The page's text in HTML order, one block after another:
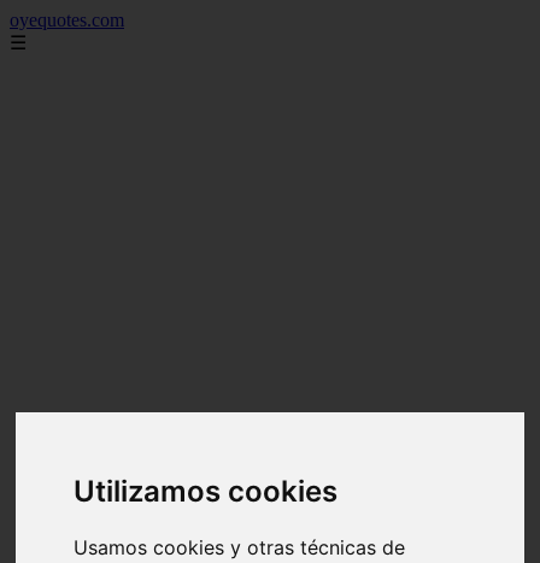
Utilizamos cookies
Usamos cookies y otras técnicas de
oyequotes.com
☰